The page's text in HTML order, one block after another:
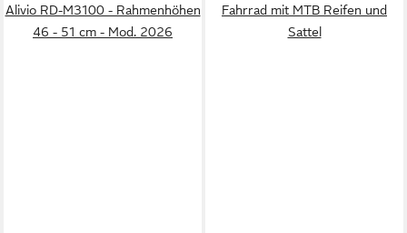
Alivio RD-M3100 - Rahmenhöhen
46 - 51 cm - Mod. 2026
Fahrrad mit MTB Reifen und
Sattel